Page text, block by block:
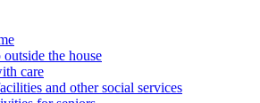
the house
care
and other social services